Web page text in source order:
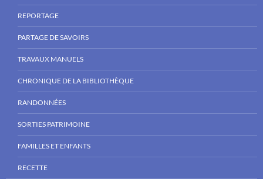
REPORTAGE
PARTAGE DE SAVOIRS
TRAVAUX MANUELS
CHRONIQUE DE LA BIBLIOTHÈQUE
RANDONNÉES
SORTIES PATRIMOINE
FAMILLES ET ENFANTS
RECETTE